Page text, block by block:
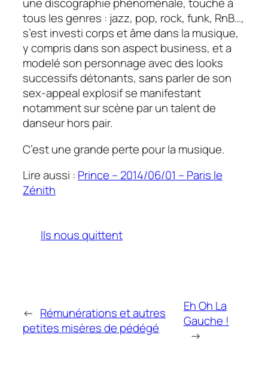
tous les genres : jazz, pop, rock, funk, RnB…,
s’est investi corps et âme dans la musique,
y compris dans son aspect business, et a
modelé son personnage avec des looks
successifs détonants, sans parler de son
sex-appeal explosif se manifestant
notamment sur scène par un talent de
danseur hors pair.
C’est une grande perte pour la musique.
Lire aussi : Prince – 2014/06/01 – Paris le
Zénith
Ils nous quittent
← Rémunérations et autres
petites misères de pédégé
Eh Oh La
Gauche !
→